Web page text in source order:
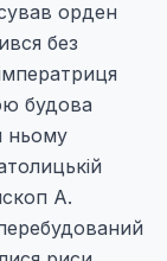
орден
без
будова
ньому
А.